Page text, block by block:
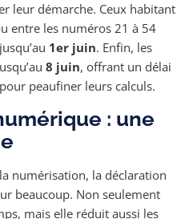
leur démarche. Ceux habitant
entre les numéros 21 à 54
1er juin. Enfin, les
8 juin, offrant un délai
peaufiner leurs calculs.
: une
numérisation, la déclaration
beaucoup. Non seulement
mais elle réduit aussi les